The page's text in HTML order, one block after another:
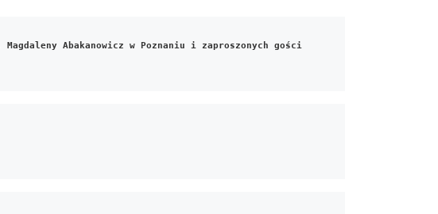
Magdaleny Abakanowicz w Poznaniu i zaproszonych gości